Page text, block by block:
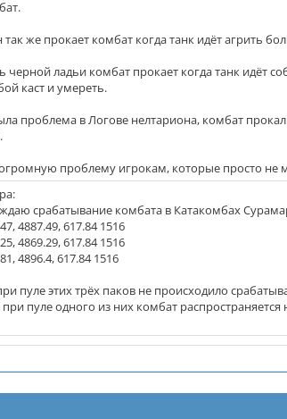
же прокает комбат когда танк идёт агрить
черной ладьи комбат прокает когда танк идёт
каст и умереть.
проблема в Логове нелтариона, комбат
проблему игрокам, которые просто не
срабатывание комбата в Катакомбах
4887.49, 617.84 1516
4869.29, 617.84 1516
4896.4, 617.84 1516
пуле этих трёх паков не происходило
пуле одного из них комбат распространяется